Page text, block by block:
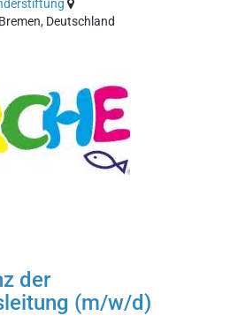
Bremen, Deutschland
der
(m/w/d)